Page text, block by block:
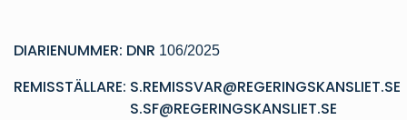
DIARIENUMMER: DNR 106/2025
REMISSTÄLLARE: S.REMISSVAR@REGERINGSKANSLIET.SE
S.SF@REGERINGSKANSLIET.SE